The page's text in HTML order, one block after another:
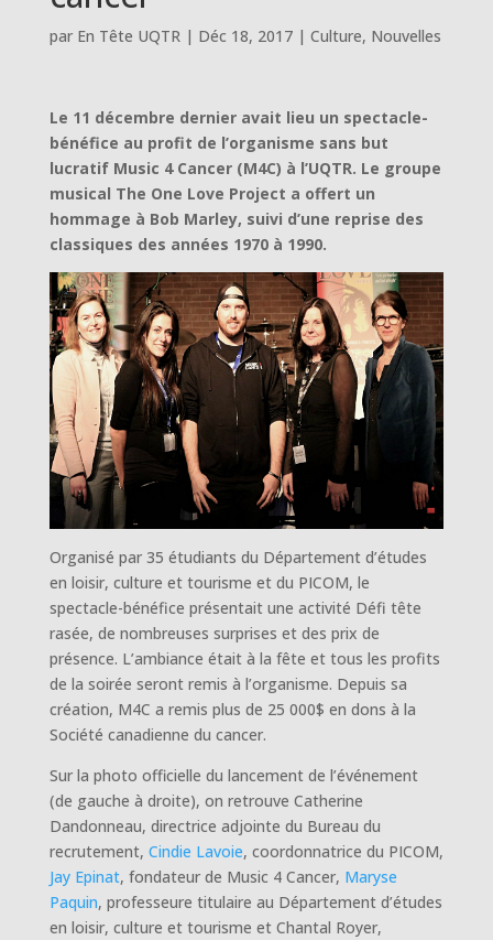
par En Tête UQTR| Déc 18, 2017| Culture, Nouvelles
Le 11 décembre dernier avait lieu un spectacle-
bénéfice au profit de l’organisme sans but
lucratif Music 4 Cancer (M4C) à l’UQTR. Le groupe
musical The One Love Project a offert un
hommage à Bob Marley, suivi d’une reprise des
classiques des années 1970 à 1990.
Organisé par 35 étudiants du Département d’études
en loisir, culture et tourisme et du PICOM, le
spectacle-bénéfice présentait une activité Défi tête
rasée, de nombreuses surprises et des prix de
présence. L’ambiance était à la fête et tous les profits
de la soirée seront remis à l’organisme. Depuis sa
création, M4C a remis plus de 25 000$ en dons à la
Société canadienne du cancer.
Sur la photo officielle du lancement de l’événement
(de gauche à droite), on retrouve Catherine
Dandonneau, directrice adjointe du Bureau du
recrutement, Cindie Lavoie, coordonnatrice du PICOM,
Jay Epinat, fondateur de Music 4 Cancer, Maryse
Paquin, professeure titulaire au Département d’études
en loisir, culture et tourisme et Chantal Royer,